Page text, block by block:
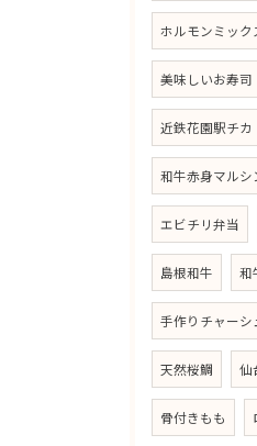
ホルモンミック
美味しいお寿司
近鉄花園駅チカ
和牛赤身マルシ
エビチリ弁当
島根和牛 和
手作りチャーシ
天然桜鯛 仙
骨付きもも